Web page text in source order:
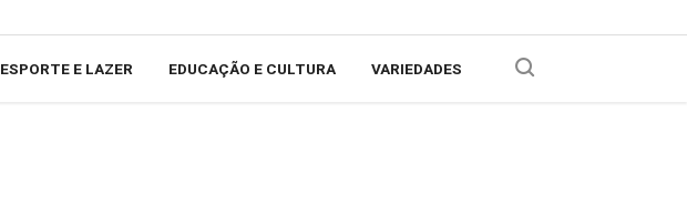
ESPORTE E LAZER EDUCAÇÃO E CULTURA VARIEDADES